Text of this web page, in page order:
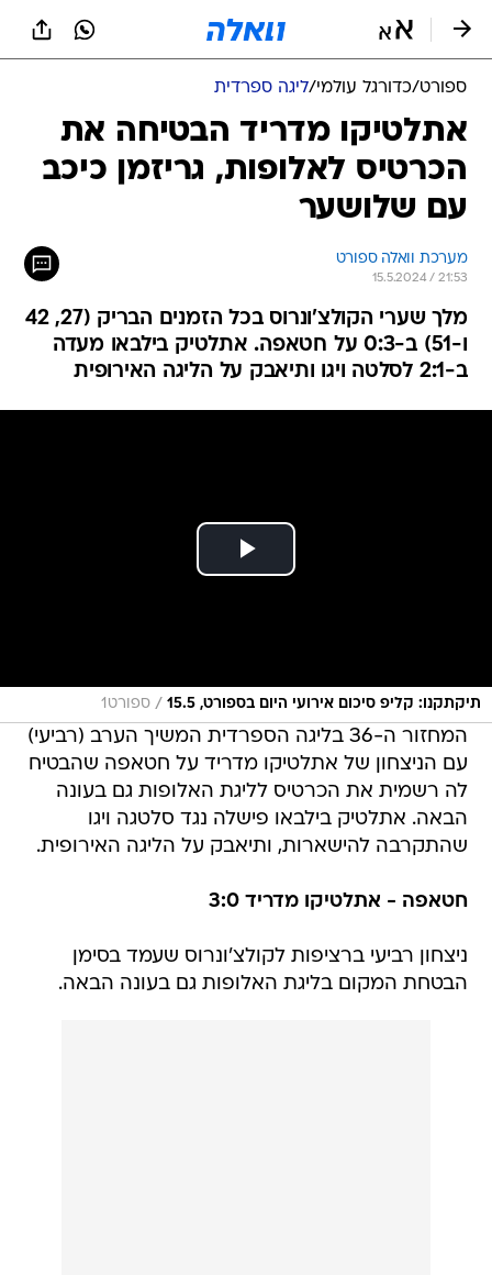
ספורט/כדורגל עולמי/ליגה ספרדית
אתלטיקו מדריד הבטיחה את
הכרטיס לאלופות, גריזמן כיכב
עם שלושער
מערכת וואלה ספורט
15.5.2024 / 21:53
מלך שערי הקולצ'ונרוס בכל הזמנים הבריק (27, 42
ו-51) ב-0:3 על חטאפה. אתלטיק בילבאו מעדה
ב-2:1 לסלטה ויגו ותיאבק על הליגה האירופית
תיקתקנו: קליפ סיכום אירועי היום בספורט, 15.5 / ספורט1
המחזור ה-36 בליגה הספרדית המשיך הערב (רביעי)
עם הניצחון של אתלטיקו מדריד על חטאפה שהבטיח
לה רשמית את הכרטיס לליגת האלופות גם בעונה
הבאה. אתלטיק בילבאו פישלה נגד סלטגה ויגו
שהתקרבה להישארות, ותיאבק על הליגה האירופית.
חטאפה - אתלטיקו מדריד 3:0
ניצחון רביעי ברציפות לקולצ'ונרוס שעמד בסימן
הבטחת המקום בליגת האלופות גם בעונה הבאה.